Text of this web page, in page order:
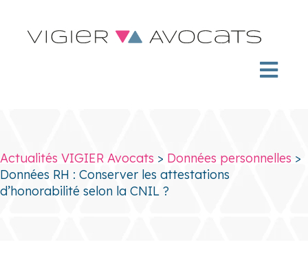
Actualités VIGIER Avocats > Données personnelles >
Données RH : Conserver les attestations
d’honorabilité selon la CNIL ?